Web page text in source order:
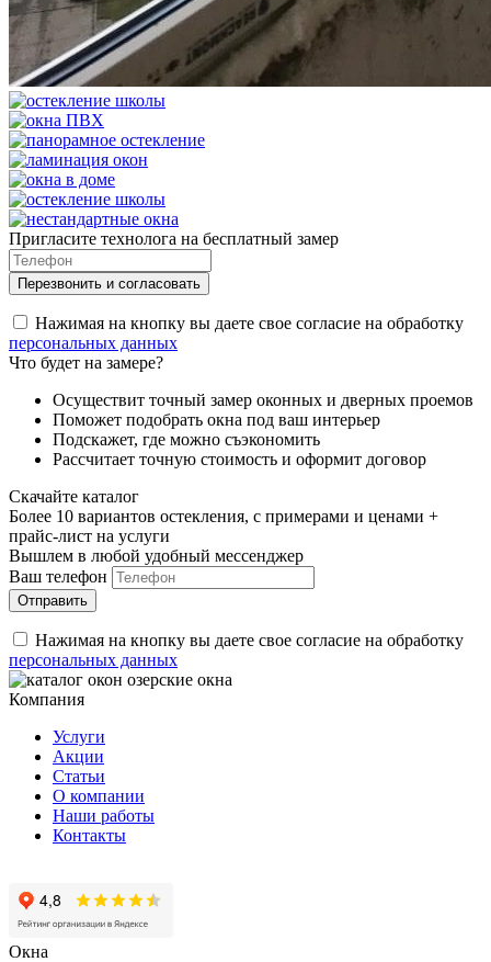
Пригласите технолога на бесплатный замер
Нажимая на кнопку вы даете свое согласие на обработку
персональных данных
Что будет на замере?
Осуществит точный замер оконных и дверных проемов
Поможет подобрать окна под ваш интерьер
Подскажет, где можно съэкономить
Рассчитает точную стоимость и оформит договор
Скачайте каталог
Более 10 вариантов остекления, с примерами и ценами +
прайс-лист на услуги
Вышлем в любой удобный мессенджер
Ваш телефон
Нажимая на кнопку вы даете свое согласие на обработку
персональных данных
Компания
Услуги
Акции
Статьи
О компании
Наши работы
Контакты
Окна